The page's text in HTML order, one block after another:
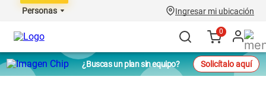
Personas Ingresar mi ubicación
0
¿Buscas un plan sin equipo? Solicítalo aquí